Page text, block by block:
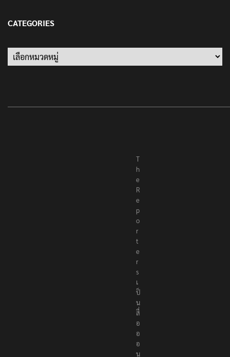
CATEGORIES
Categories
T
h
e
R
e
p
o
r
t
e
r
s
เ
ป็
น
สื่
อ
อ
อ
น